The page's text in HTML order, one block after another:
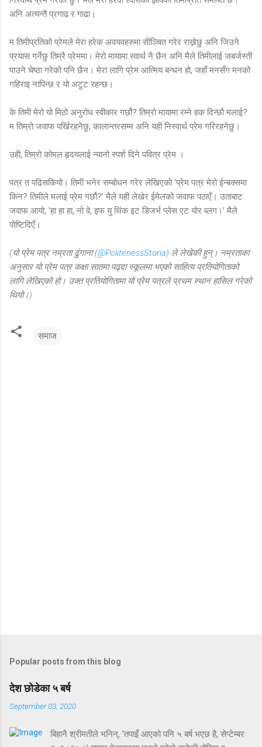
अनि अत्यन्तै प्रगाढ र गाढा।
म तिमीप्रतिको प्रेमले मेरा हरेक अवयवहरुमा सीञ्चित गरेर राख्नेछु अनि जिउने
प्रयास गर्नेछु तिम्रै प्रेममा। मेरो मायामा स्वार्थ नै छैन अनि मैले तिमीलाई जबर्जस्ती
पाउने चेष्ठा गरेको पनि छैन। मेरा लागि प्रेम आत्मिय बन्धन हो, जहाँ मनसँग मनको
गहिराइ नापिन्छ र यो अटुट रहन्छ।
के तिमी मेरो यो मिठो अनुरोध स्वीकार गर्छौ? तिम्रो मायामा रम्ने हक दिन्छौ मलाई?
म तिम्रो जवाफ पर्खिरहनेछु, कालान्तरसम्म अनि यही निस्वार्थ प्रेम गरिरहनेछु।
उही, तिम्रो कोमल हृदयलाई न्यानो स्पर्श दिने पवित्र प्रेम ।
पत्र त पढिसकियो। तिमी भनेर सम्बोधन गरेर लेखिएको 'प्रेम पत्र मेरो ईन्बक्समा
किन? तिमीले मलाई प्रेम गर्छौ?' मैले यही लेखेर ईमेलको जवाफ पठाएँ। उताबाट
जवाफ आयो, 'हा हा हा, नो वे, इफ यु थिंक इट डिजर्भ प्लेस एट योर ब्लग।' मैले
पोष्टिदिएँ।
(यो प्रेम पत्र नम्रता ढुंगाना (@PolitenessStona) ले लेखेकी हुन्। नम्रताका
अनुसार यो प्रेम पत्र कक्षा सातमा पढ्दा स्कूलमा भएको साहित्य प्रतियोगिताको
लागि लेखिएको हो। उक्त प्रतियोगितामा यो प्रेम पत्रले प्रथम स्थान हासिल गरेको
थियो।)
समाज
Popular posts from this blog
देश छोडेका ५ बर्ष
September 03, 2020
बिहानै श्रीमतीले भनिन्, 'तपाइँ आएको पनि ५ बर्ष भएछ है, सेप्टेम्बर